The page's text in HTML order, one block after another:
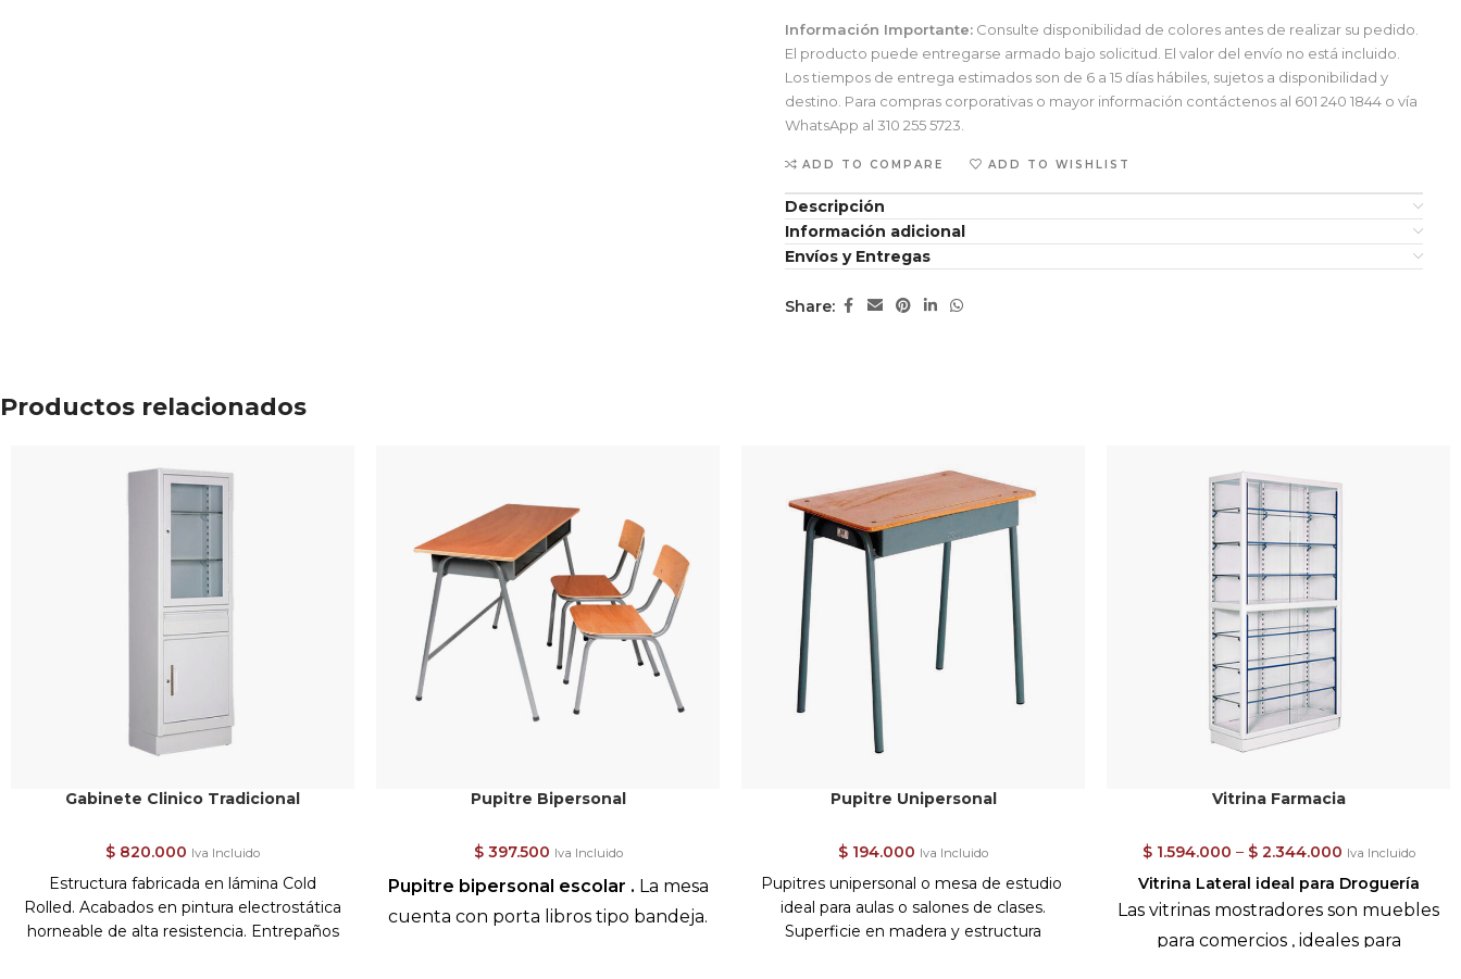
Información Importante: Consulte disponibilidad de colores antes de realizar su pedido.
El producto puede entregarse armado bajo solicitud. El valor del envío no está incluido.
Los tiempos de entrega estimados son de 6 a 15 días hábiles, sujetos a disponibilidad y
destino. Para compras corporativas o mayor información contáctenos al 601 240 1844 o vía
WhatsApp al 310 255 5723.
ADD TO COMPARE ADD TO WISHLIST
Descripción
Información adicional
Envíos y Entregas
Share:
Productos relacionados
Gabinete Clinico Tradicional
$ 820.000 Iva Incluido
Estructura fabricada en lámina Cold
Rolled. Acabados en pintura electrostática
horneable de alta resistencia. Entrepaños
Pupitre Bipersonal
$397.500 Iva Incluido
Pupitre bipersonal escolar . La mesa
cuenta con porta libros tipo bandeja.
Pupitre Unipersonal
$ 194.000 Iva Incluido
Pupitres unipersonal o mesa de estudio
ideal para aulas o salones de clases.
Superficie en madera y estructura
Vitrina Farmacia
$1.594.000 – $2.344.000 Iva Incluido
Vitrina Lateral ideal para Droguería
Las vitrinas mostradores son muebles
para comercios , ideales para